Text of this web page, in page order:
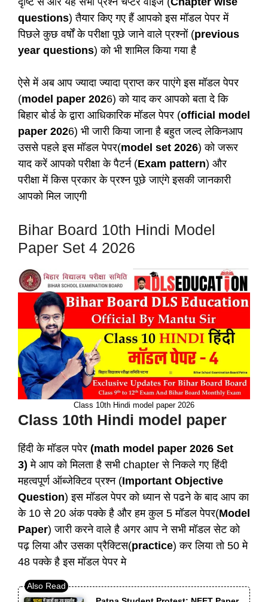
questions) तैयार किए गए हैं आपको इस मॉडल पेपर में
पिछले कुछ वर्षों के परीक्षा पूछे जाने वाले प्रश्नों (previous
year questions) को भी शामिल किया गया है
ऐसे में अब आप ज्यादा ज्यादा प्राप्त कर पाएंगे इस मॉडल पेपर
(model paper 2026) को याद कर आपको बता दे कि
बिहार बोर्ड के द्वारा आधिकारिक मॉडल पेपर (official model
paper 2026) भी जारी किया जाना है बहुत जल्द लेकिनआप
उससे पहले इस मॉडल पेपर(model set 2026) को जरूर
याद करें आपको परीक्षा के पैटर्न (Exam pattern) और
परीक्षा में किस प्रकार के प्रश्न पूछे जाएंगे इसकी जानकारी
आपको मिल जाएगी
Bihar Board 10th Hindi Model
Paper Set 4 2026
Class 10th Hindi model paper 2026
Class 10th Hindi model paper
हिंदी के मॉडल पपेर (math model paper 2026 Set
3)मे आप को मिलता है सभी chapter से निकले गए हिंदी
महत्वपूर्ण ऑब्जेक्टिव प्रश्न (Important Objective
Question) इस मॉडल पेपर को ध्यान से पढने के बाद आप का
के 10 से 20 अंक पक्के है और हम कुल 5 मॉडल पेपर(Model
Paper) जारी करने वाले है अगर आप ने सभी मॉडल सेट को
पढ़ लिया और उसका प्रैक्टिस(practice) कर लिया तो 50 मे
48 पक्के है इस मॉडल पेपर मे